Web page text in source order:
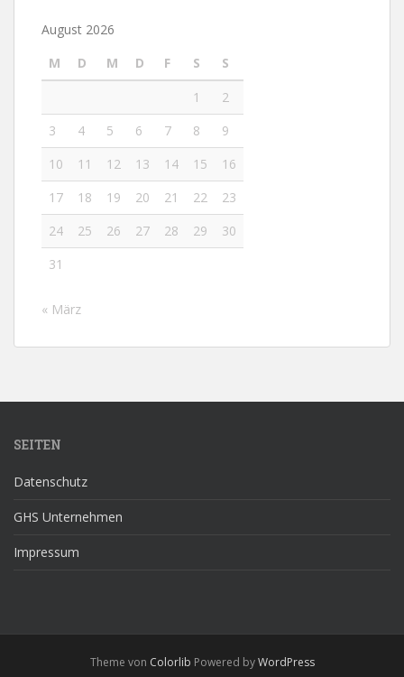
August 2026
M
D M D F S
S
1
2
3
4 5 6 7 8
9
10
11 12 13 14 15
16
17
18 19 20 21 22
23
24
25 26 27 28 29
30
31
« März
SEITEN
Datenschutz
GHS Unternehmen
Impressum
Theme von Colorlib Powered byWordPress